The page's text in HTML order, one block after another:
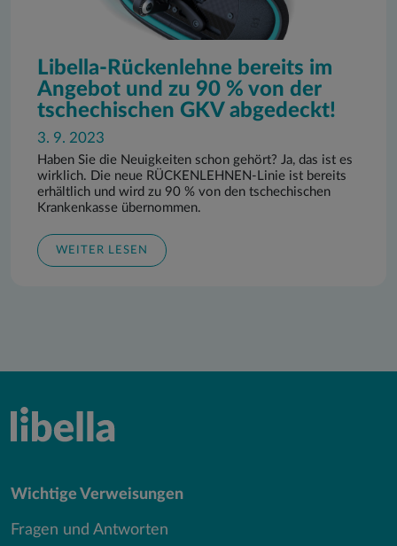
Libella-Rückenlehne bereits im
Angebot und zu 90 % von der
tschechischen GKV abgedeckt!
3. 9. 2023
Haben Sie die Neuigkeiten schon gehört? Ja, das ist es
wirklich. Die neue RÜCKENLEHNEN-Linie ist bereits
erhältlich und wird zu 90 % von den tschechischen
Krankenkasse übernommen.
WEITER LESEN
Wichtige Verweisungen
Fragen und Antworten